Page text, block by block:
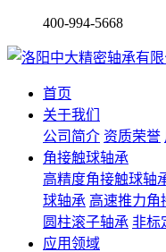
400-994-5668
首页
关于我们
公司简介 资质荣誉
角接触球轴承
高精度角接触球轴
球轴承 高速推力角
圆柱滚子轴承 非标
应用领域